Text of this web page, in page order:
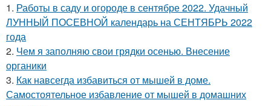
1. Работы в саду и огороде в сентябре 2022. Удачный
ЛУННЫЙ ПОСЕВНОЙ календарь на СЕНТЯБРЬ 2022
года
2. Чем я заполняю свои грядки осенью. Внесение
органики
3. Как навсегда избавиться от мышей в доме.
Самостоятельное избавление от мышей в домашних